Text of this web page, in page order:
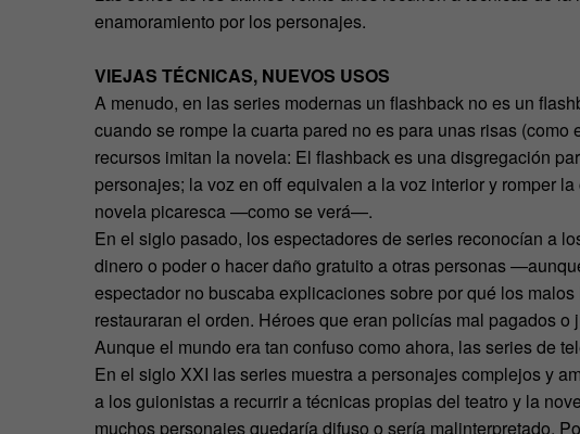
enamoramiento por los personajes.
VIEJAS TÉCNICAS, NUEVOS USOS
A menudo, en las series modernas un flashback no es un
cuando se rompe la cuarta pared no es para unas risas
recursos imitan la novela: El flashback es una disgregación
personajes; la voz en off equivalen a la voz interior y romper
novela picaresca —como se verá—.
En el siglo pasado, los espectadores de series reconocían a
dinero o poder o hacer daño gratuito a otras personas
espectador no buscaba explicaciones sobre por qué los
restauraran el orden. Héroes que eran policías mal pagados
Aunque el mundo era tan confuso como ahora, las series de
En el siglo XXI las series muestra a personajes complejos y
a los guionistas a recurrir a técnicas propias del teatro y la
muchos personajes quedaría difuso o sería malinterpretado.